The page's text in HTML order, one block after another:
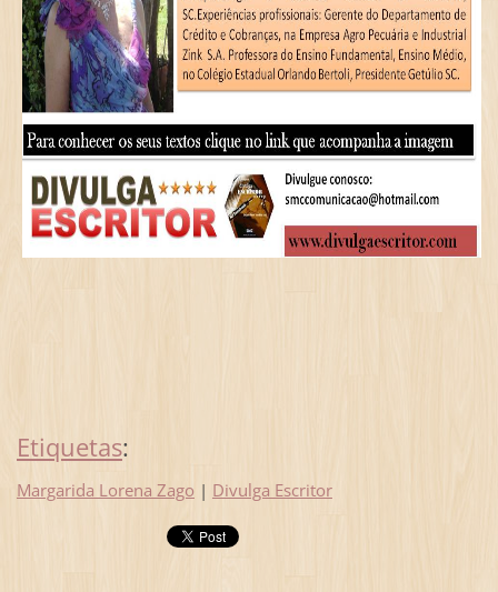
Etiquetas:
Margarida Lorena Zago | Divulga Escritor